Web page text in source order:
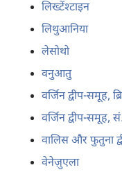
लिख्टेंश्टाइन
लिथुआनिया
लेसोथो
वनुआतु
वर्जिन द्वीप-समूह,
वर्जिन द्वीप-समूह,
वालिस और फुतुना
वेनेज़ुएला